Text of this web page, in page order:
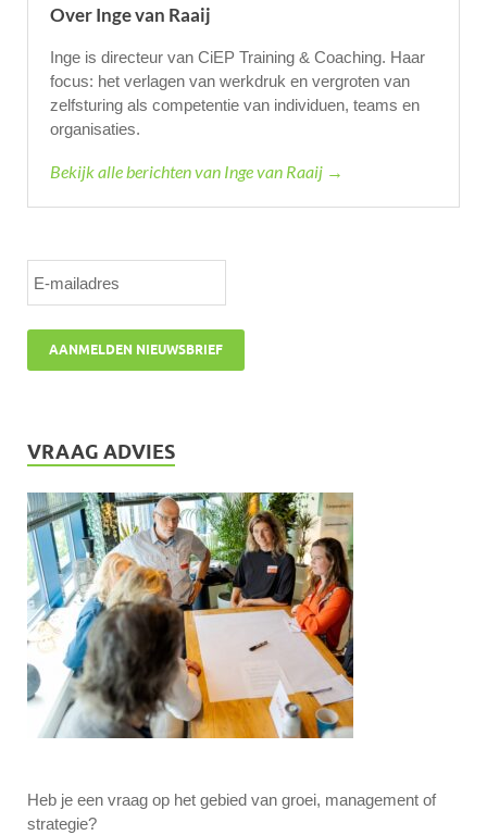
Over Inge van Raaij
Inge is directeur van CiEP Training & Coaching. Haar
focus: het verlagen van werkdruk en vergroten van
zelfsturing als competentie van individuen, teams en
organisaties.
Bekijk alle berichten van Inge van Raaij →
VRAAG ADVIES
Heb je een vraag op het gebied van groei, management of
strategie?